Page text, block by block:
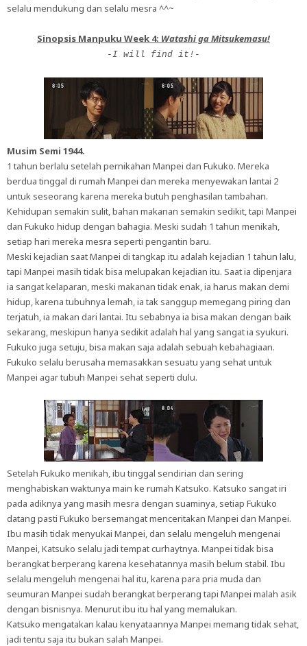
selalu mendukung dan selalu mesra ^^~
Sinopsis Manpuku Week 4: Watashi ga Mitsukemasu!
-I will find it!-
Musim Semi 1944.
1 tahun berlalu setelah pernikahan Manpei dan Fukuko. Mereka
berdua tinggal di rumah Manpei dan mereka menyewakan lantai 2
untuk seseorang karena mereka butuh penghasilan tambahan.
Kehidupan semakin sulit, bahan makanan semakin sedikit, tapi Manpei
dan Fukuko hidup dengan bahagia. Meski sudah 1 tahun menikah,
setiap hari mereka mesra seperti pengantin baru.
Meski kejadian saat Manpei di tangkap itu adalah kejadian 1 tahun lalu,
tapi Manpei masih tidak bisa melupakan kejadian itu. Saat ia dipenjara
ia sangat kelaparan, meski makanan tidak enak, ia harus makan demi
hidup, karena tubuhnya lemah, ia tak sanggup memegang piring dan
terjatuh, ia makan dari lantai. Itu sebabnya ia bisa makan dengan baik
sekarang, meskipun hanya sedikit adalah hal yang sangat ia syukuri.
Fukuko juga setuju, bisa makan saja adalah sebuah kebahagiaan.
Fukuko selalu berusaha memasakkan sesuatu yang sehat untuk
Manpei agar tubuh Manpei sehat seperti dulu.
Setelah Fukuko menikah, ibu tinggal sendirian dan sering
menghabiskan waktunya main ke rumah Katsuko. Katsuko sangat iri
pada adiknya yang masih mesra dengan suaminya, setiap Fukuko
datang pasti Fukuko bersemangat menceritakan Manpei dan Manpei.
Ibu masih tidak menyukai Manpei, dan selalu mengeluh mengenai
Manpei, Katsuko selalu jadi tempat curhaytnya. Manpei tidak bisa
berangkat berperang karena kesehatannya masih belum stabil. Ibu
selalu mengeluh mengenai hal itu, karena para pria muda dan
seumuran Manpei sudah berangkat berperang tapi Manpei malah asik
dengan bisnisnya. Menurut ibu itu hal yang memalukan.
Katsuko mengatakan kalau kenyataannya Manpei memang tidak sehat,
jadi tentu saja itu bukan salah Manpei.